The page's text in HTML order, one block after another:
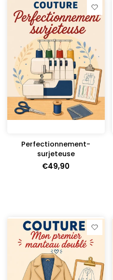
Perfectionnement-
surjeteuse
€49,90